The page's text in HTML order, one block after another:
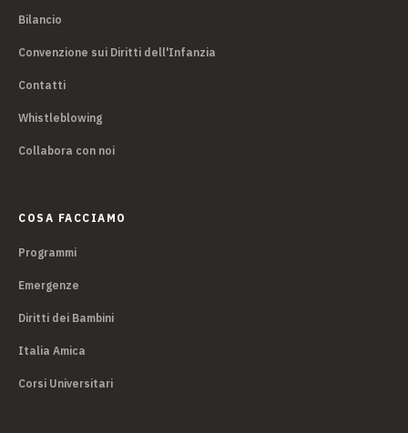
Bilancio
Convenzione sui Diritti dell'Infanzia
Contatti
Whistleblowing
Collabora con noi
COSA FACCIAMO
Programmi
Emergenze
Diritti dei Bambini
Italia Amica
Corsi Universitari